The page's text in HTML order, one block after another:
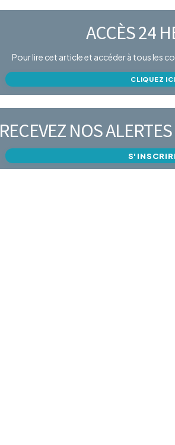
ACCÈS 24
Pour lire cet article et accéder à tous les
CLIQUEZ ICI
RECEVEZ NOS